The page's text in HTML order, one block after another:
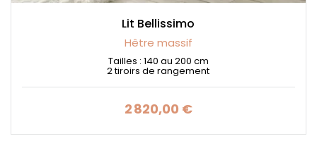
Lit Bellissimo
Hêtre massif
Tailles : 140 au 200 cm
2 tiroirs de rangement
Prix
2 820,00 €